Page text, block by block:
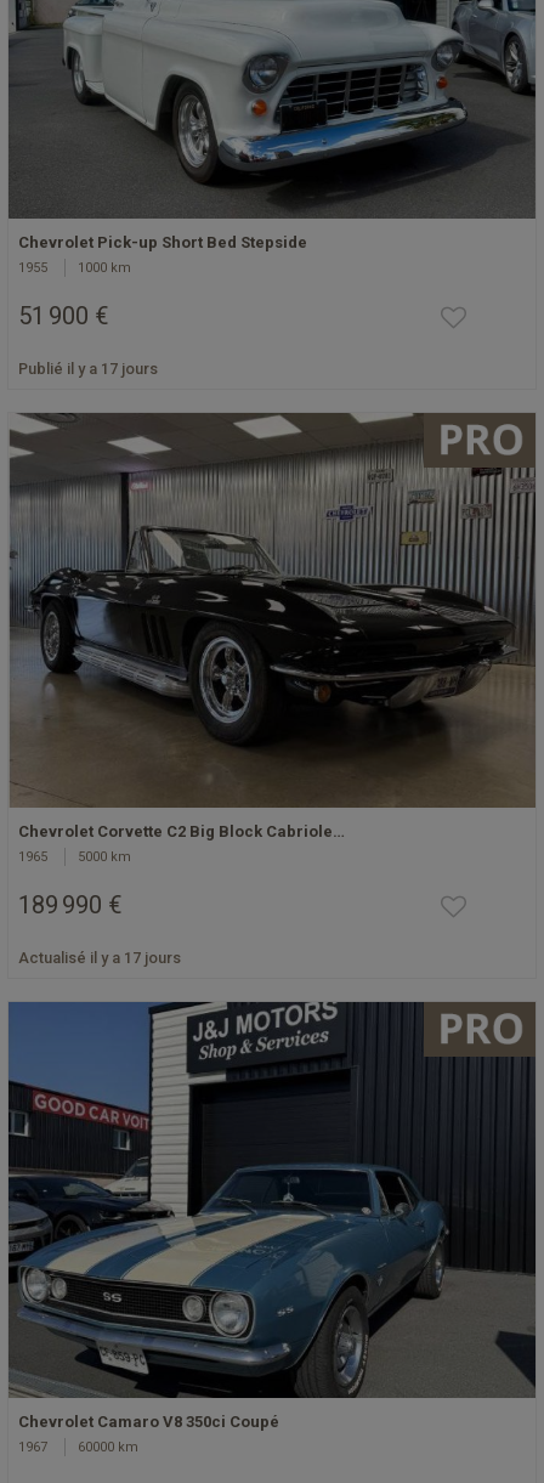
Chevrolet Pick-up Short Bed Stepside
1955 1000 km
51 900 €
Publié il y a 17 jours
Chevrolet Corvette C2 Big Block Cabriole…
1965 5000 km
189 990 €
Actualisé il y a 17 jours
Chevrolet Camaro V8 350ci Coupé
1967 60000 km